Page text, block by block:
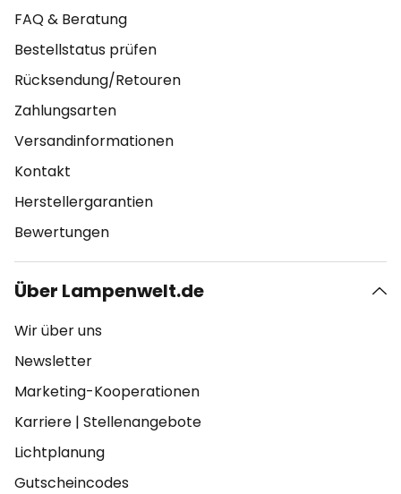
FAQ & Beratung
Bestellstatus prüfen
Rücksendung/Retouren
Zahlungsarten
Versandinformationen
Kontakt
Herstellergarantien
Bewertungen
Über Lampenwelt.de
Wir über uns
Newsletter
Marketing-Kooperationen
Karriere | Stellenangebote
Lichtplanung
Gutscheincodes